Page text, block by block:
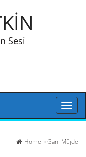
Sesi
Toggle
Home »Gani Müjde